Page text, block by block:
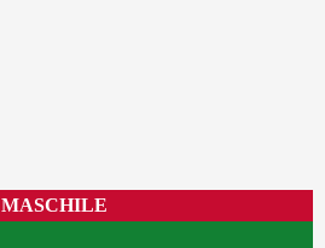
MASCHILE